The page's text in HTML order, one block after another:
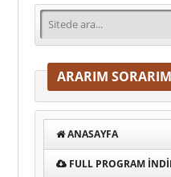
ARARIM
ANASAYFA
FULL PROGRAM